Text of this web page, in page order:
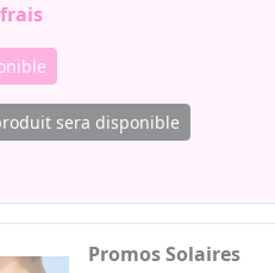
sera disponible
Promos Solaires